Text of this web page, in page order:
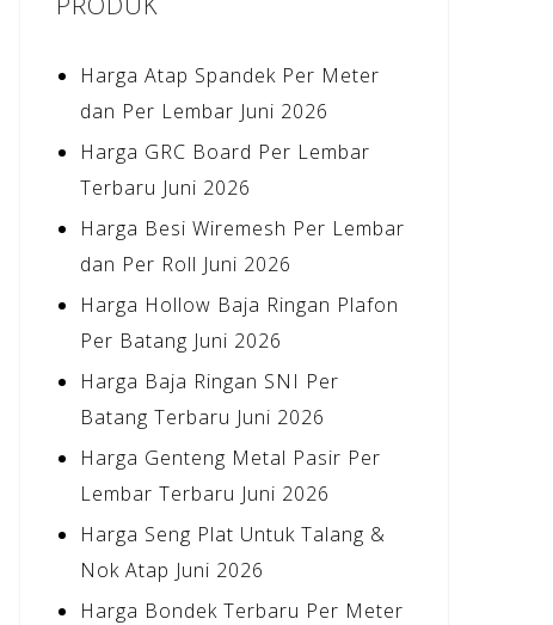
Harga Atap Spandek Per Meter
dan Per Lembar Juni 2026
Harga GRC Board Per Lembar
Terbaru Juni 2026
Harga Besi Wiremesh Per Lembar
dan Per Roll Juni 2026
Harga Hollow Baja Ringan Plafon
Per Batang Juni 2026
Harga Baja Ringan SNI Per
Batang Terbaru Juni 2026
Harga Genteng Metal Pasir Per
Lembar Terbaru Juni 2026
Harga Seng Plat Untuk Talang &
Nok Atap Juni 2026
Harga Bondek Terbaru Per Meter